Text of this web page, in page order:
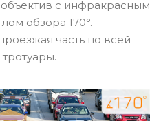
с инфракрасным
обзора 170°.
часть по всей